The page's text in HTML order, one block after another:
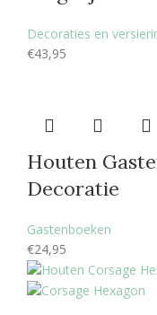
Decoraties en
€43,95
Houten
Decoratie
Gastenboeken
€24,95